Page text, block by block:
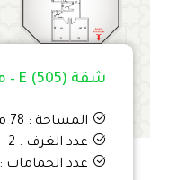
شقة E (505) – مشروع برج الظاهرة
المساحة : 78 متر
عدد الغرف : 2
عدد الحمامات : 2